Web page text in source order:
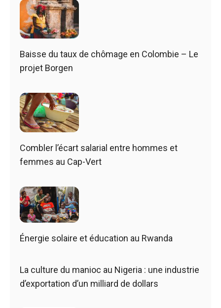
Baisse du taux de chômage en Colombie – Le
projet Borgen
Combler l’écart salarial entre hommes et
femmes au Cap-Vert
Énergie solaire et éducation au Rwanda
La culture du manioc au Nigeria : une industrie
d’exportation d’un milliard de dollars